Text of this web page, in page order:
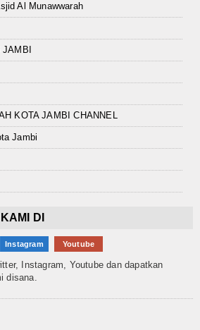
Al Munawwarah
KOTA JAMBI CHANNEL
Jambi
DI
Instagram Youtube
Instagram, Youtube dan dapatkan
disana.